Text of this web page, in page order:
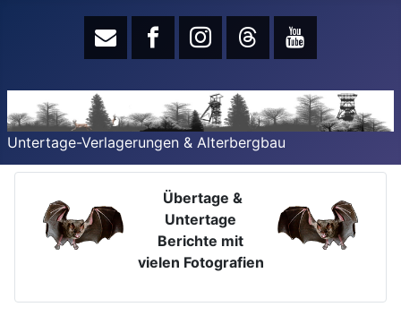
Untertage-Verlagerungen & Alterbergbau
Übertage &
Untertage
Berichte mit
vielen Fotografien